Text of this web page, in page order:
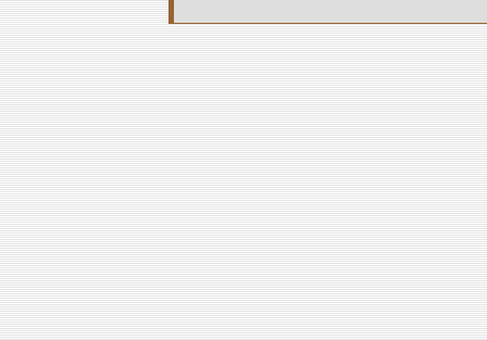
mitsamt der
erhalten und stellen
Weblinks
Letzte Änderung: 09.2006